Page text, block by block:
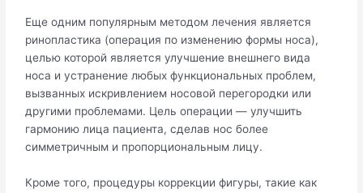
Еще одним популярным методом лечения является
ринопластика (операция по изменению формы носа),
целью которой является улучшение внешнего вида
носа и устранение любых функциональных проблем,
вызванных искривлением носовой перегородки или
другими проблемами. Цель операции — улучшить
гармонию лица пациента, сделав нос более
симметричным и пропорциональным лицу.
Кроме того, процедуры коррекции фигуры, такие как